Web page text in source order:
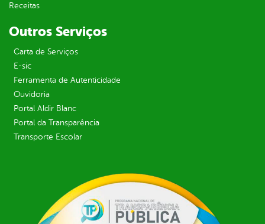
Receitas
Outros Serviços
Carta de Serviços
E-sic
Ferramenta de Autenticidade
Ouvidoria
Portal Aldir Blanc
Portal da Transparência
Transporte Escolar